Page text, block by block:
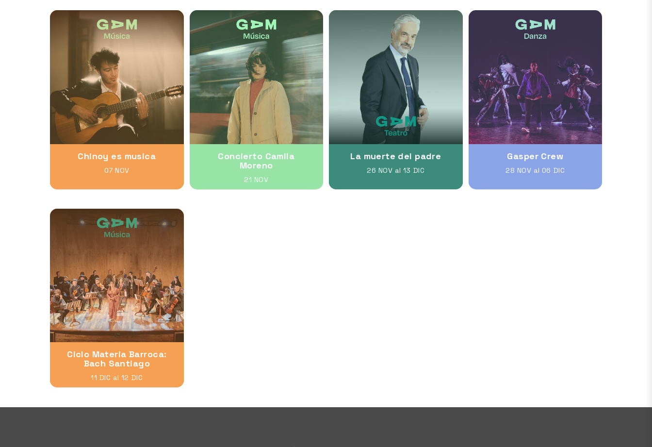
Chinoy es musica
07 NOV
Concierto Camila
Moreno
21 NOV
La muerte del padre
26 NOV al 13 DIC
Gasper Crew
28 NOV al 06 DIC
Ciclo Materia Barroca:
Bach Santiago
11 DIC al 12 DIC